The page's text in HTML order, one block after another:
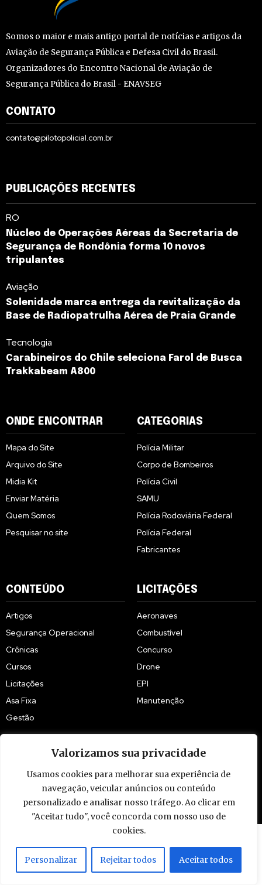
Valorizamos sua privacidade
Usamos cookies para melhorar sua experiência de
navegação, veicular anúncios ou conteúdo
personalizado e analisar nosso tráfego. Ao clicar em
"Aceitar tudo", você concorda com nosso uso de
cookies.
Personalizar Rejeitar todos Aceitar todos
Somos o maior e mais antigo portal de notícias e artigos da
Aviação de Segurança Pública e Defesa Civil do Brasil.
Organizadores do Encontro Nacional de Aviação de
Segurança Pública do Brasil - ENAVSEG
CONTATO
contato@pilotopolicial.com.br
PUBLICAÇÕES RECENTES
RO
Núcleo de Operações Aéreas da Secretaria de
Segurança de Rondônia forma 10 novos
tripulantes
Aviação
Solenidade marca entrega da revitalização da
Base de Radiopatrulha Aérea de Praia Grande
Tecnologia
Carabineiros do Chile seleciona Farol de Busca
Trakkabeam A800
ONDE ENCONTRAR
Mapa do Site
Arquivo do Site
Midia Kit
Enviar Matéria
Quem Somos
Pesquisar no site
CATEGORIAS
Polícia Militar
Corpo de Bombeiros
Polícia Civil
SAMU
Polícia Rodoviária Federal
Polícia Federal
Fabricantes
CONTEÚDO
Artigos
Segurança Operacional
Crônicas
Cursos
Licitações
Asa Fixa
Gestão
LICITAÇÕES
Aeronaves
Combustível
Concurso
Drone
EPI
Manutenção
© 2009 - 2026 Piloto Policial. Todos os direitos reservados. Brasil.